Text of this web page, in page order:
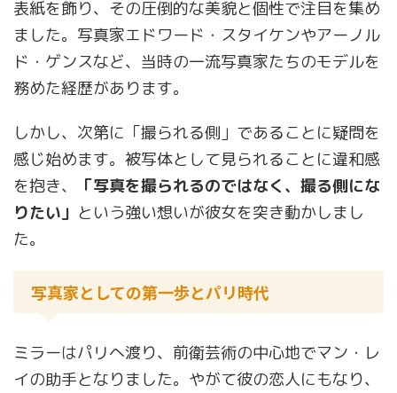
表紙を飾り、その圧倒的な美貌と個性で注目を集め
ました。写真家エドワード・スタイケンやアーノル
ド・ゲンスなど、当時の一流写真家たちのモデルを
務めた経歴があります。
しかし、次第に「撮られる側」であることに疑問を
感じ始めます。被写体として見られることに違和感
を抱き、
「写真を撮られるのではなく、撮る側にな
りたい」 という強い想いが彼女を突き動かしまし
た。
写真家としての第一歩とパリ時代
ミラーはパリへ渡り、前衛芸術の中心地でマン・レ
イの助手となりました。やがて彼の恋人にもなり、